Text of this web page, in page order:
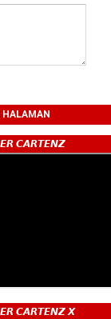
𝘾𝘼𝙍𝙏𝙀𝙉𝙕
𝘾𝘼𝙍𝙏𝙀𝙉𝙕 𝙓